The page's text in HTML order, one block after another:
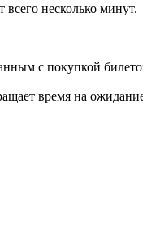
несколько минут.
с покупкой
время на